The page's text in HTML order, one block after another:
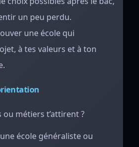
un peu perdu.
une école qui
à tes valeurs et à ton
ou métiers t’attirent ?
école généraliste ou